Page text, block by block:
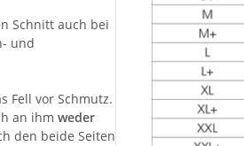
Schnitt auch bei
und
Fell vor Schmutz.
an ihm weder
den beide Seiten